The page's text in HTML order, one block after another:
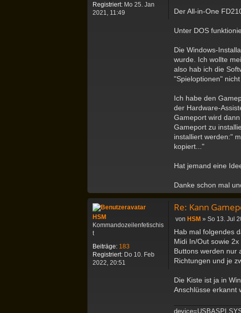
Registriert: Mo 25. Jan
2021, 11:49
Der All-in-One
Unter DOS
Die Windows-
wurde. Ich wollte
also hab ich die
"Spieloptionen" nicht
Ich habe den
der Hardware-
Gameport wird
Gameport zu
installiert werden:"
kopiert..."
Hat jemand eine
Danke schon mal
HSM
Kommandozeilenfetischis
t
Beiträge: 183
Registriert: Do 10. Feb
2022, 20:51
Re: Kann
B
i
t
r
a
von HSM » So 13. Jul
Hab mal folgendes
Midi In/Out sowie
Buttons werden nur
Richtungen und je
Die Kiste ist ja in
Anschlüsse erkannt